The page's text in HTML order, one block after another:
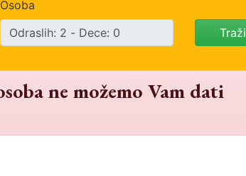
Osoba
Traži
ne možemo Vam dati